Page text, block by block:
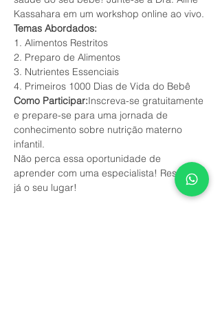
Kassahara em um workshop online ao vivo.
Temas Abordados:
1. Alimentos Restritos
2. Preparo de Alimentos
3. Nutrientes Essenciais
4. Primeiros 1000 Dias de Vida do Bebê
Como Participar:Inscreva-se gratuitamente
e prepare-se para uma jornada de
conhecimento sobre nutrição materno
infantil.
Não perca essa oportunidade de
aprender com uma especialista! Reserve
já o seu lugar!